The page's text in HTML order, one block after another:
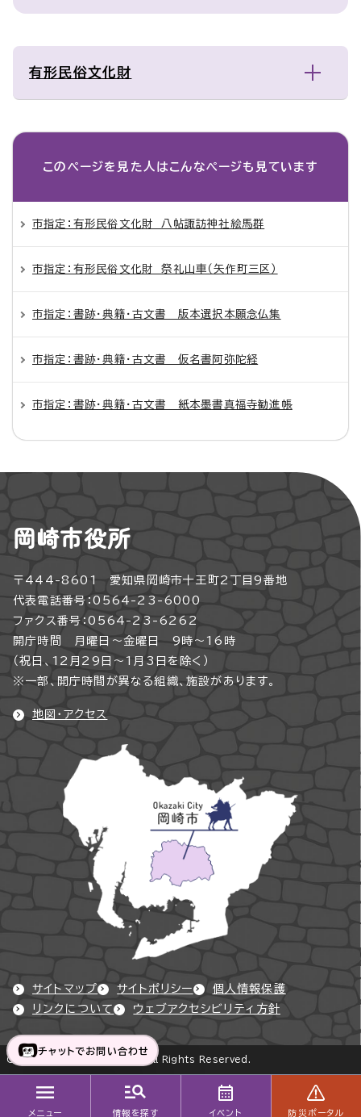
有形民俗文化財
このページを見た人は こんなページも見ています
市指定：有形民俗文化財 八帖諏訪神社絵馬群
市指定：有形民俗文化財 祭礼山車（矢作町三区）
市指定：書跡・典籍・古文書 版本選択本願念仏集
市指定：書跡・典籍・古文書 仮名書阿弥陀経
市指定：書跡・典籍・古文書 紙本墨書真福寺勧進帳
メニュー 情報を探す イベント 防災ポータル
岡崎市役所
〒444-8601 愛知県岡崎市十王町2丁目9番地
代表電話番号：0564-23-6000
ファクス番号：0564-23-6262
開庁時間 月曜日～金曜日 9時～16時
（祝日、12月29日～1月3日を除く）
※一部、開庁時間が異なる組織、施設があります。
地図・アクセス
サイトマップ サイトポリシー
個人情報保護
リンクについて
ウェブアクセシビリティ方針
Copyright © Okazaki City All Rights Reserved.
チャットでお問い合わせ